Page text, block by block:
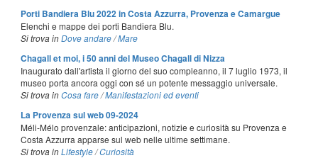
Porti Bandiera Blu 2022 in Costa Azzurra, Provenza e Camargue
Elenchi e mappe dei porti Bandiera Blu.
Si trova in Dove andare /Mare
Chagall et moi, i 50 anni del Museo Chagall di Nizza
Inaugurato dall'artista il giorno del suo compleanno, il 7 luglio 1973, il
museo porta ancora oggi con sé un potente messaggio universale.
Si trova in Cosa fare /Manifestazioni ed eventi
La Provenza sul web 09-2024
Méli-Mélo provenzale: anticipazioni, notizie e curiosità su Provenza e
Costa Azzurra apparse sul web nelle ultime settimane.
Si trova in Lifestyle /Curiosità